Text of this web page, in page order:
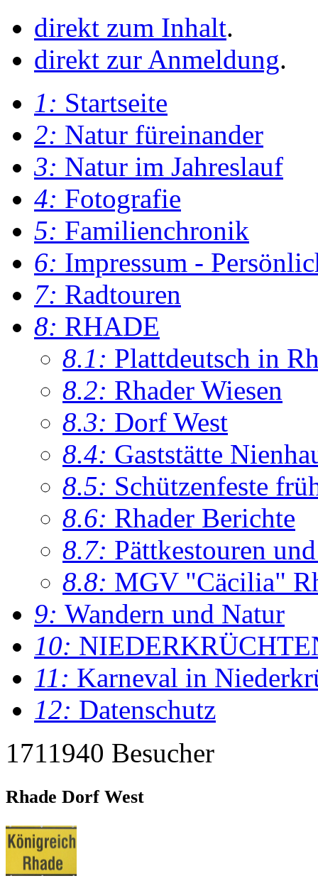
direkt zum Inhalt.
direkt zur Anmeldung.
1: Startseite
2: Natur füreinander
3: Natur im Jahreslauf
4: Fotografie
5: Familienchronik
6: Impressum -
7: Radtouren
8: RHADE
8.1: Plattdeutsch in
8.2: Rhader Wiesen
8.3: Dorf West
8.4: Gaststätte
8.5: Schützenfeste
8.6: Rhader Berichte
8.7: Pättkestouren
8.8: MGV "Cäcilia"
9: Wandern und Natur
10:
11: Karneval in
12: Datenschutz
1711940 Besucher
Rhade Dorf West